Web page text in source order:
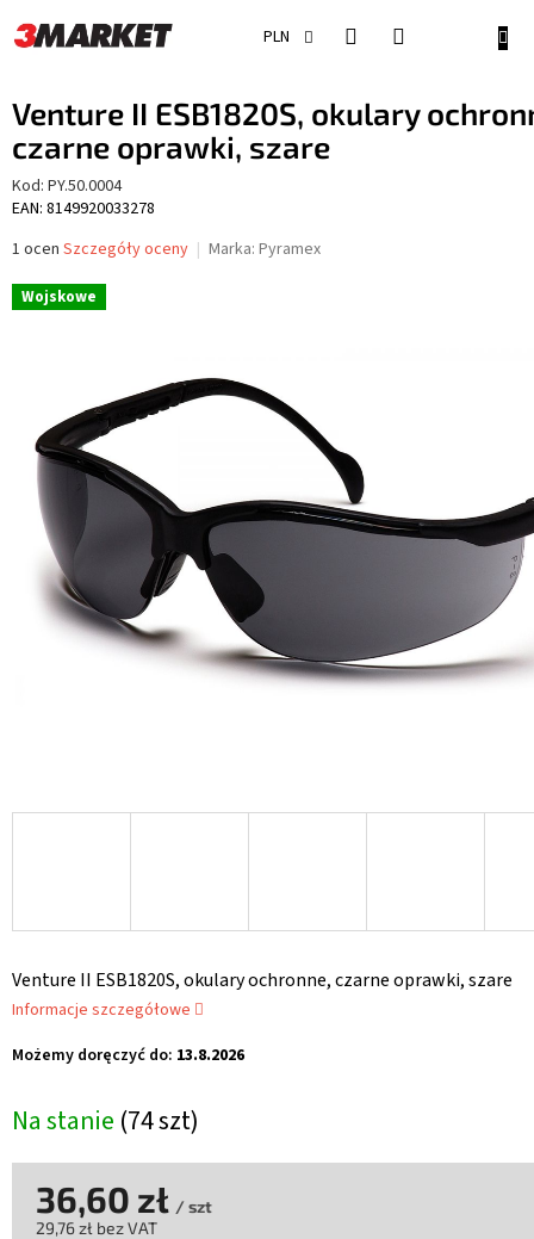
do
treści
PLN
Venture II ESB1820S, okulary
czarne oprawki, szare
Kod: PY.50.0004
EAN: 8149920033278
Średnia
produktu
wynosi
gwiazdek.
1 ocen Szczegóły oceny Marka: Pyramex
Wojskowe
Na stanie (74 szt)
Możemy doręczyć do: 13.8.2026
Venture II ESB1820S, okulary ochronne, czarne oprawki, szare
Informacje szczegółowe
36,60 zł / szt
29,76 zł bez VAT